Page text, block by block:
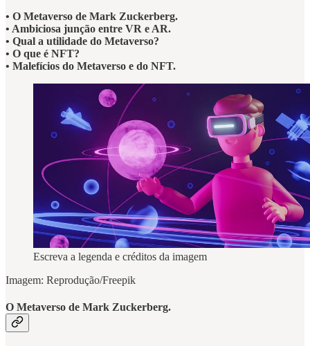
• O Metaverso de Mark Zuckerberg.
• Ambiciosa junção entre VR e AR.
• Qual a utilidade do Metaverso?
• O que é NFT?
• Malefícios do Metaverso e do NFT.
Escreva a legenda e créditos da imagem
Imagem: Reprodução/Freepik
O Metaverso de Mark Zuckerberg.